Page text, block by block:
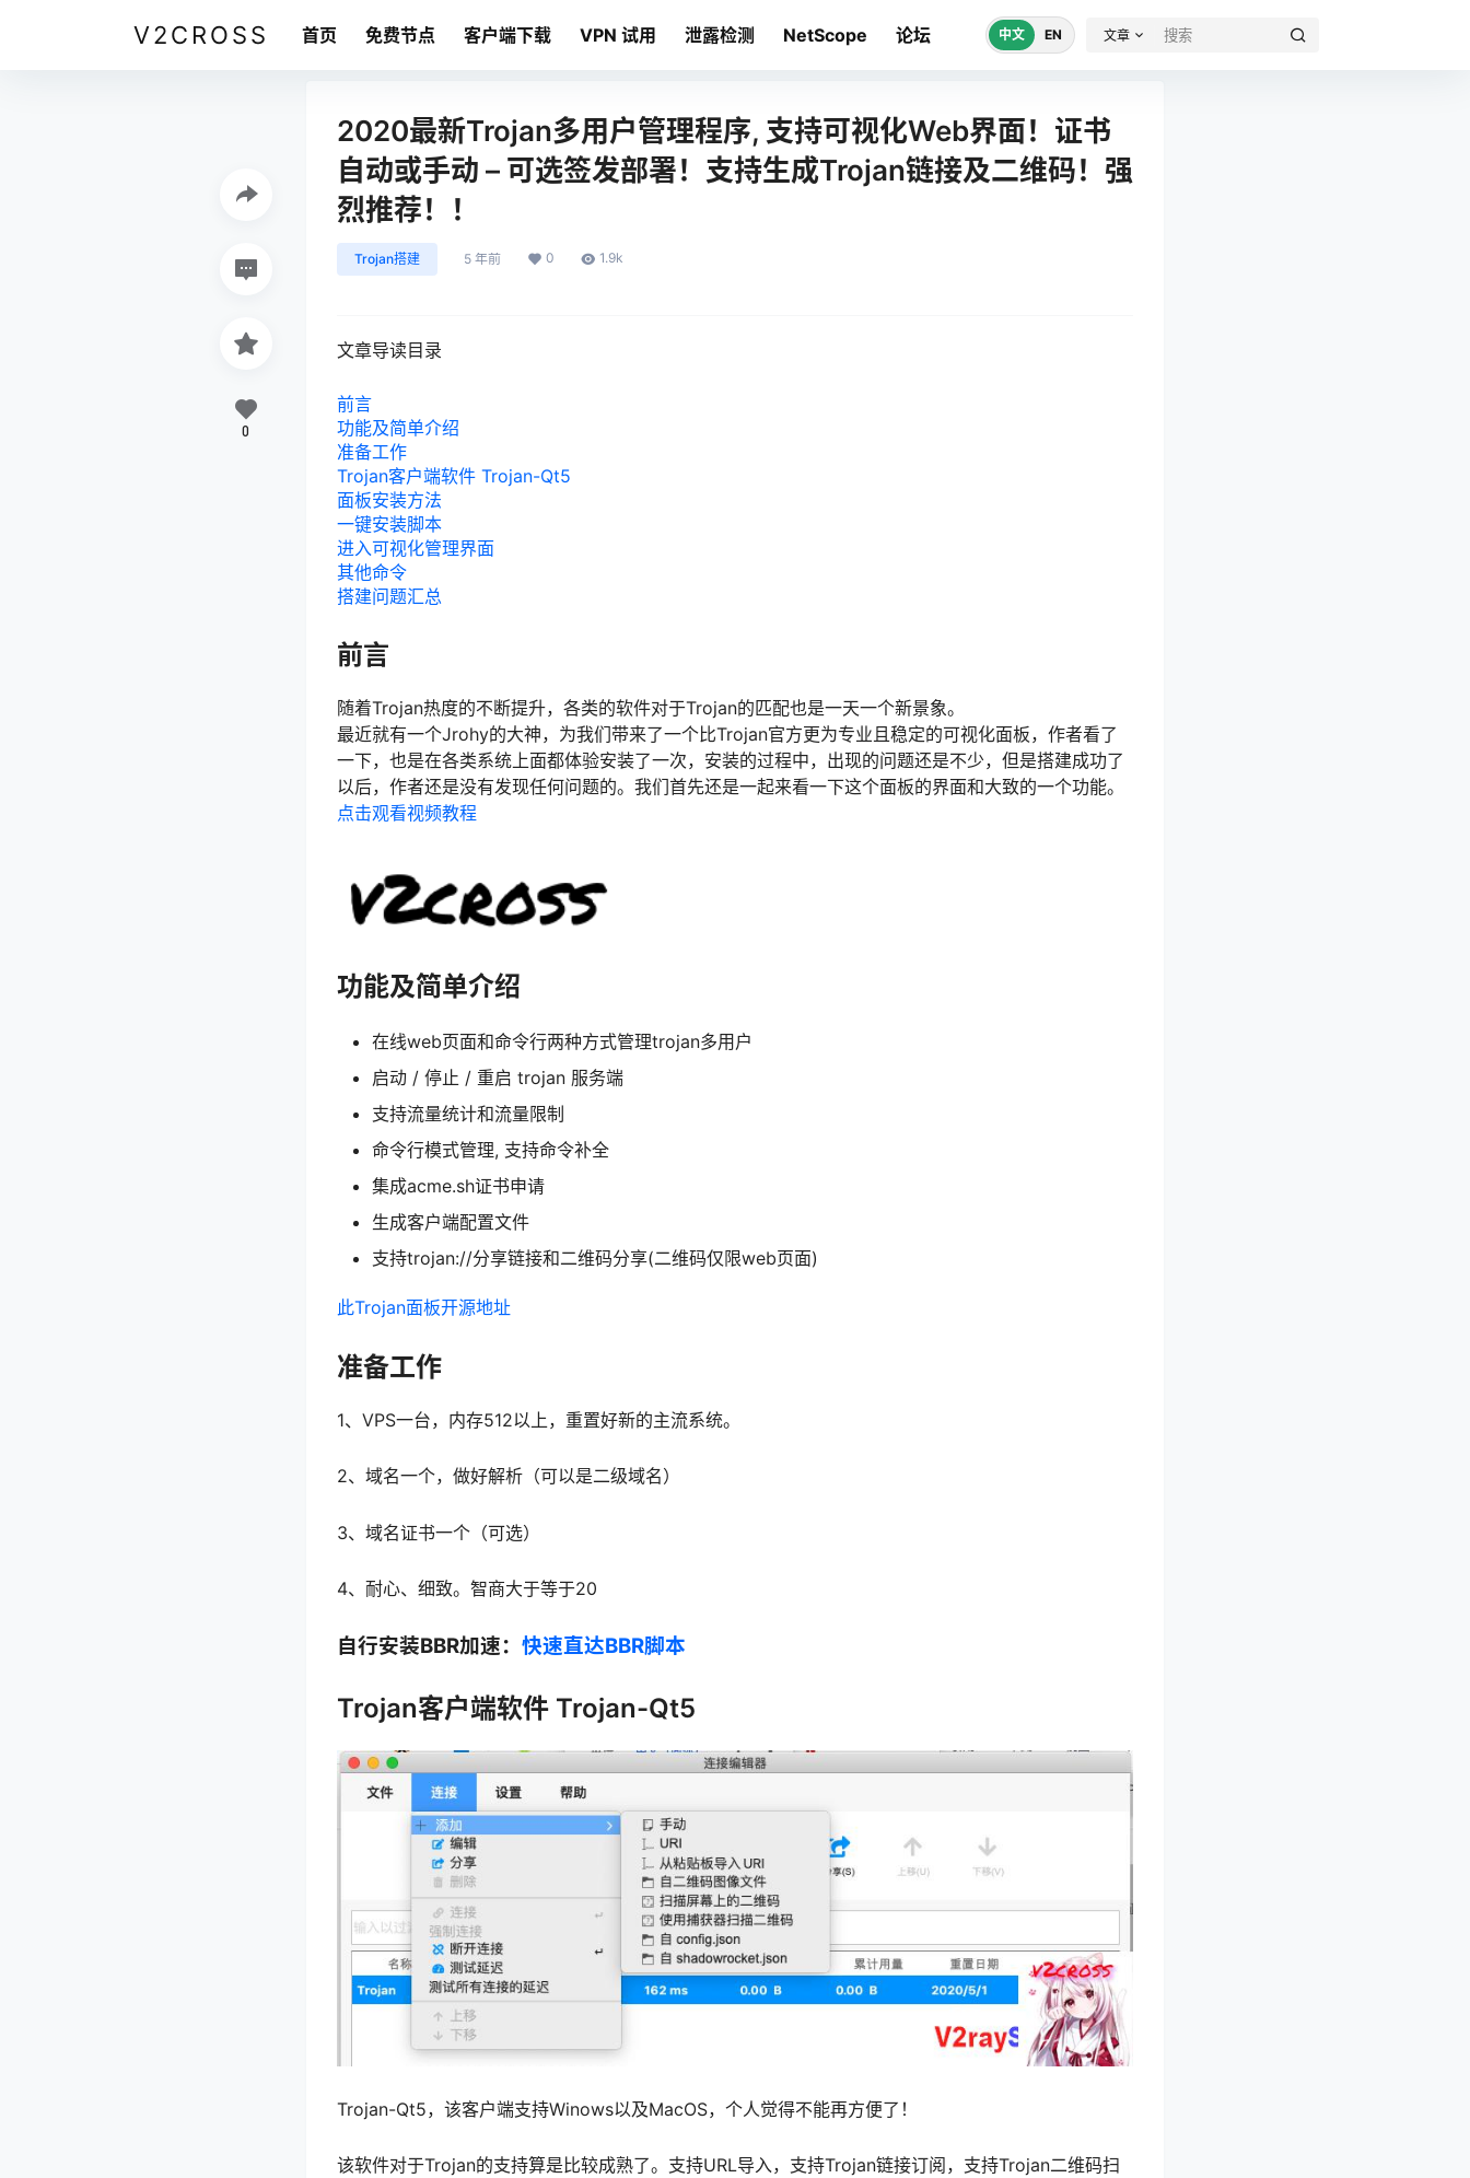
V2CROSS 首页 免费节点 客户端下载 VPN 试用 泄露检测 NetScope 论坛 中文 EN 文章
2020最新Trojan多用户管理程序, 支持可视化Web界面！证书
自动或手动 – 可选签发部署！支持生成Trojan链接及二维码！强
烈推荐！！
Trojan搭建 5 年前 0 1.9k
文章导读目录
前言
功能及简单介绍
准备工作
Trojan客户端软件 Trojan-Qt5
面板安装方法
一键安装脚本
进入可视化管理界面
其他命令
搭建问题汇总
前言
随着Trojan热度的不断提升，各类的软件对于Trojan的匹配也是一天一个新景象。
最近就有一个Jrohy的大神，为我们带来了一个比Trojan官方更为专业且稳定的可视化面板，作者看了
一下，也是在各类系统上面都体验安装了一次，安装的过程中，出现的问题还是不少，但是搭建成功了
以后，作者还是没有发现任何问题的。我们首先还是一起来看一下这个面板的界面和大致的一个功能。
点击观看视频教程
功能及简单介绍
在线web页面和命令行两种方式管理trojan多用户
启动 / 停止 / 重启 trojan 服务端
支持流量统计和流量限制
命令行模式管理, 支持命令补全
集成acme.sh证书申请
生成客户端配置文件
支持trojan://分享链接和二维码分享(二维码仅限web页面)
此Trojan面板开源地址
准备工作
1、VPS一台，内存512以上，重置好新的主流系统。
2、域名一个，做好解析（可以是二级域名）
3、域名证书一个（可选）
4、耐心、细致。智商大于等于20
自行安装BBR加速： 快速直达BBR脚本
Trojan客户端软件 Trojan-Qt5
Trojan-Qt5，该客户端支持Winows以及MacOS，个人觉得不能再方便了！
该软件对于Trojan的支持算是比较成熟了。支持URL导入，支持Trojan链接订阅，支持Trojan二维码扫
0